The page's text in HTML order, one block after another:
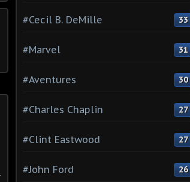
#Cecil B. DeMille 33
#Marvel 31
#Aventures 30
#Charles Chaplin 27
#Clint Eastwood 27
#John Ford 26